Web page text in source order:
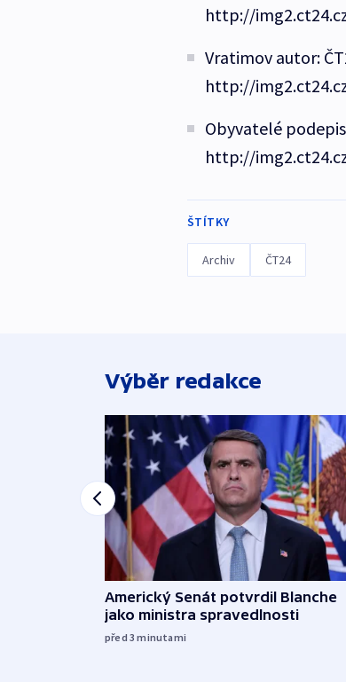
http://
Vratimov autor:
http://
Obyvatelé
http://
ŠTÍTKY
Archiv ČT24
Výběr redakce
Americký Senát potvrdil Blanche
jako ministra spravedlnosti
před 3minutami